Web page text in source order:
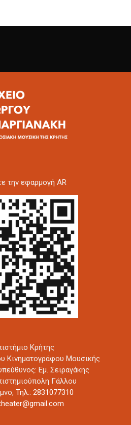
την εφαρμογή AR
Κρήτης
Κινηματογράφου Μουσικής
Εμ. Σειραγάκης
Γάλλου
Τηλ.: 2831077310